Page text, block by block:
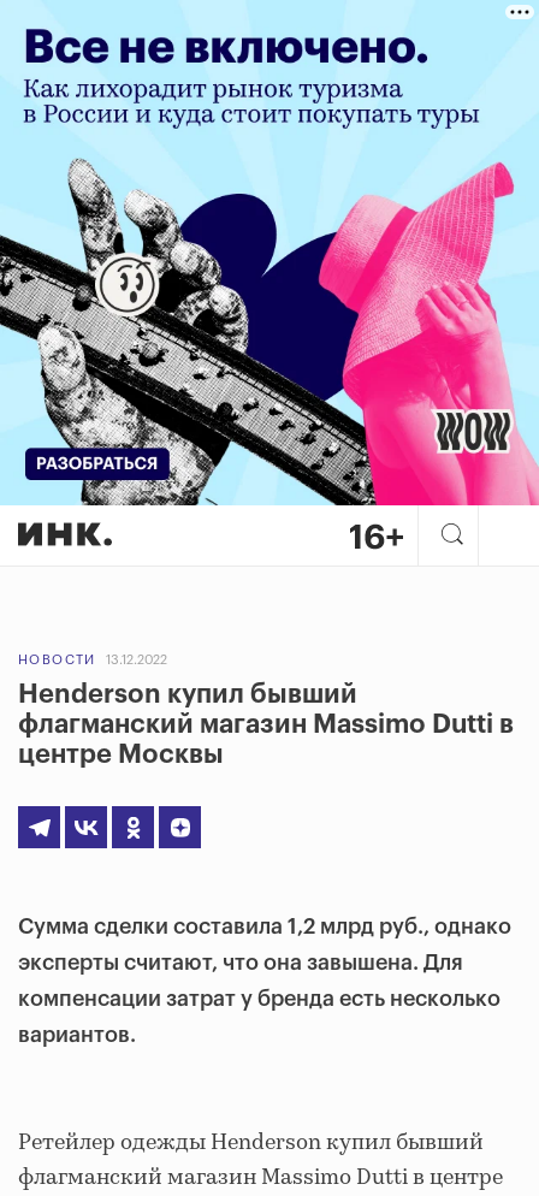
НОВОСТИ 13.12.2022
Henderson купил бывший
флагманский магазин Massimo Dutti в
центре Москвы
Сумма сделки составила 1,2 млрд руб., однако
эксперты считают, что она завышена. Для
компенсации затрат у бренда есть несколько
вариантов.
Ретейлер одежды Henderson купил бывший
флагманский магазин Massimo Dutti в центре